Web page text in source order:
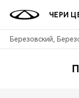
ЧЕРИ
Березовский,